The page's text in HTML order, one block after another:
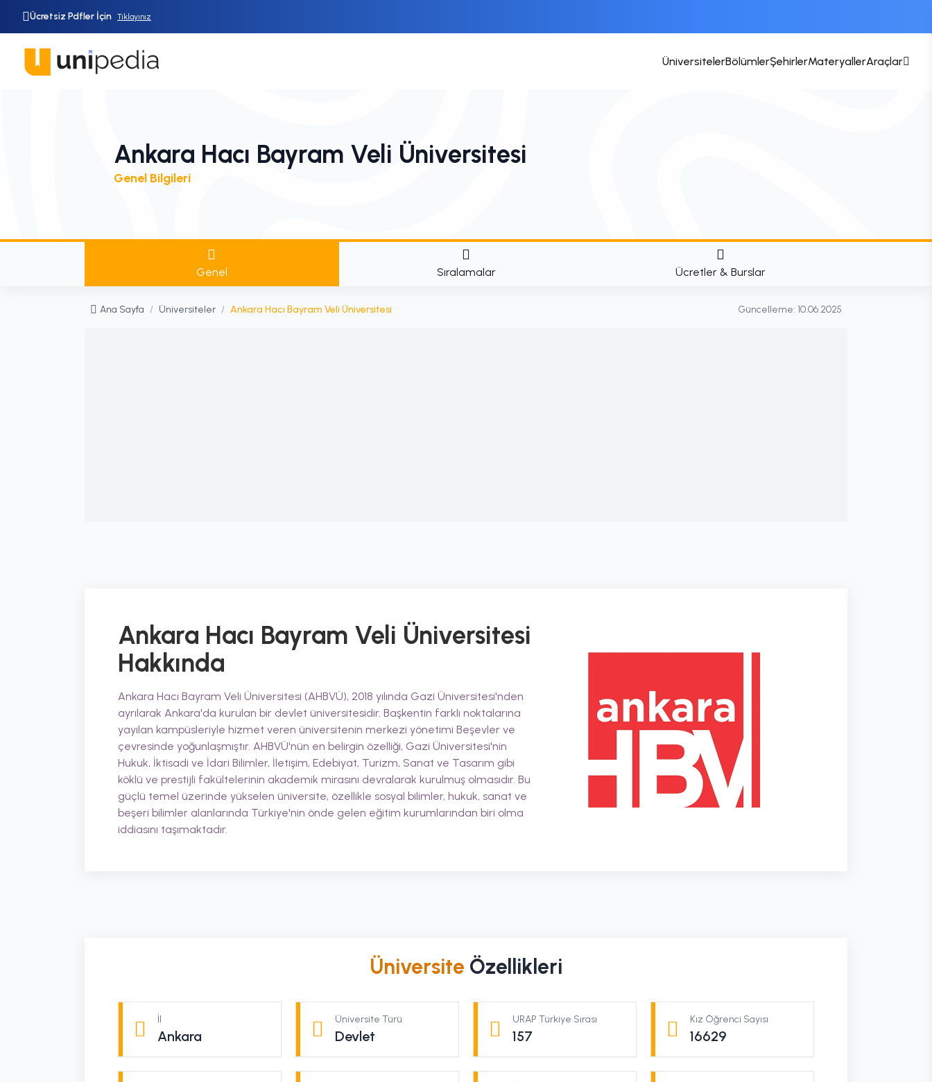
Ücretsiz Pdfler İçin Tıklayınız
ÜniversitelerBölümlerŞehirlerMateryallerAraçlar
Ankara Hacı Bayram Veli Üniversitesi
Genel Bilgileri
Genel Sıralamalar Ücretler & Burslar
Ana Sayfa / Üniversiteler / Ankara Hacı Bayram Veli Üniversitesi Güncelleme: 10.06.2025
Ankara Hacı Bayram Veli Üniversitesi
Hakkında
Ankara Hacı Bayram Veli Üniversitesi (AHBVÜ), 2018 yılında Gazi Üniversitesi'nden
ayrılarak Ankara'da kurulan bir devlet üniversitesidir. Başkentin farklı noktalarına
yayılan kampüsleriyle hizmet veren üniversitenin merkezi yönetimi Beşevler ve
çevresinde yoğunlaşmıştır. AHBVÜ'nün en belirgin özelliği, Gazi Üniversitesi'nin
Hukuk, İktisadi ve İdari Bilimler, İletişim, Edebiyat, Turizm, Sanat ve Tasarım gibi
köklü ve prestijli fakültelerinin akademik mirasını devralarak kurulmuş olmasıdır. Bu
güçlü temel üzerinde yükselen üniversite, özellikle sosyal bilimler, hukuk, sanat ve
beşeri bilimler alanlarında Türkiye'nin önde gelen eğitim kurumlarından biri olma
iddiasını taşımaktadır.
Üniversite Özellikleri
İl
Ankara
Üniversite Türü
Devlet
URAP Türkiye Sırası
157
Kız Öğrenci Sayısı
16629